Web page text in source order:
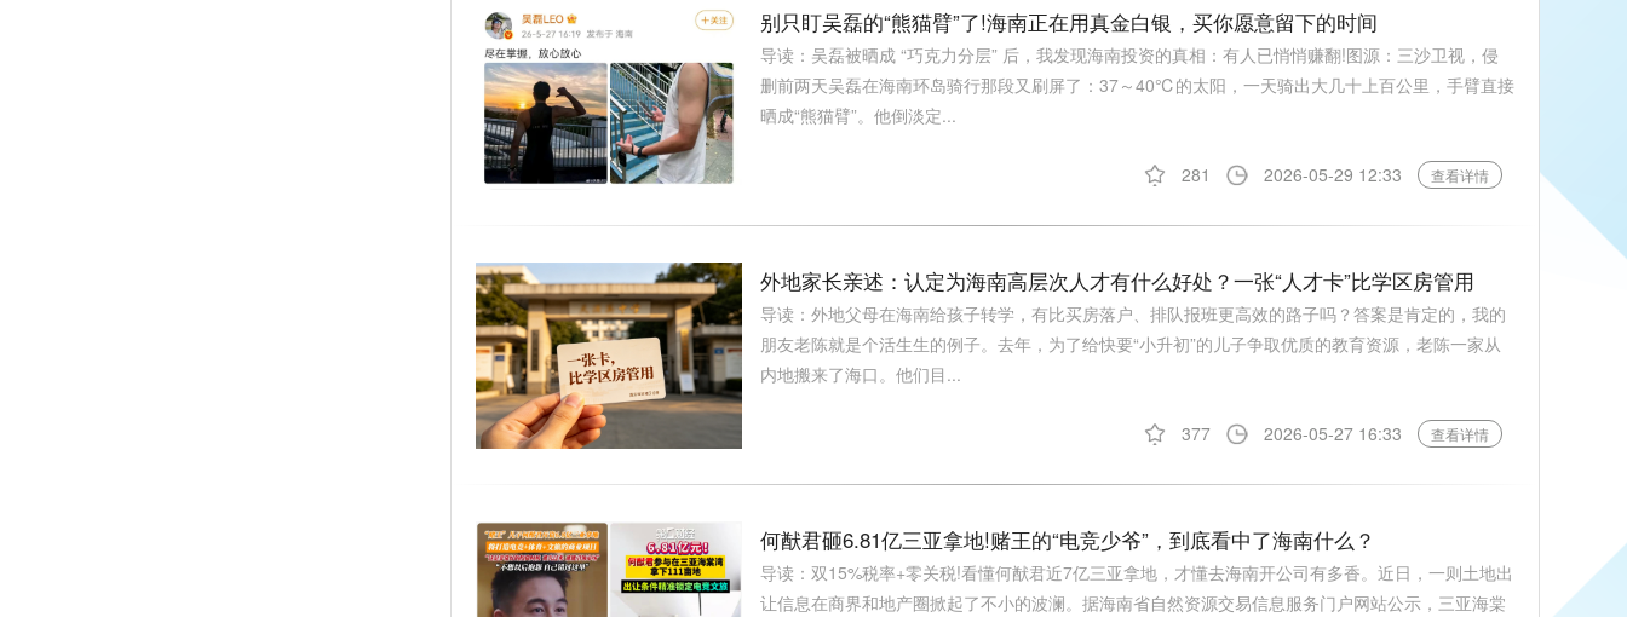
别只盯吴磊的“熊猫臂”了!海南正在用真金白银，买你愿意留下的时间
导读：吴磊被晒成 “巧克力分层” 后，我发现海南投资的真相：有人已悄悄赚翻!图源：三沙卫视，侵
删前两天吴磊在海南环岛骑行那段又刷屏了：37～40℃的太阳，一天骑出大几十上百公里，手臂直接
晒成“熊猫臂”。他倒淡定...
281 2026-05-29 12:33 查看详情
外地家长亲述：认定为海南高层次人才有什么好处？一张“人才卡”比学区房管用
导读：外地父母在海南给孩子转学，有比买房落户、排队报班更高效的路子吗？答案是肯定的，我的
朋友老陈就是个活生生的例子。去年，为了给快要“小升初”的儿子争取优质的教育资源，老陈一家从
内地搬来了海口。他们目...
377 2026-05-27 16:33 查看详情
何猷君砸6.81亿三亚拿地!赌王的“电竞少爷”，到底看中了海南什么？
导读：双15%税率+零关税!看懂何猷君近7亿三亚拿地，才懂去海南开公司有多香。近日，一则土地出
让信息在商界和地产圈掀起了不小的波澜。据海南省自然资源交易信息服务门户网站公示，三亚海棠